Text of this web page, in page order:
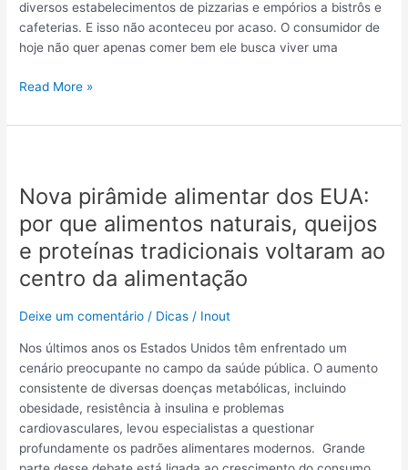
diversos estabelecimentos de pizzarias e empórios a bistrôs e
cafeterias. E isso não aconteceu por acaso. O consumidor de
hoje não quer apenas comer bem ele busca viver uma
Read More »
Nova pirâmide alimentar dos EUA:
por que alimentos naturais, queijos
e proteínas tradicionais voltaram ao
centro da alimentação
Deixe um comentário / Dicas / Inout
Nos últimos anos os Estados Unidos têm enfrentado um
cenário preocupante no campo da saúde pública. O aumento
consistente de diversas doenças metabólicas, incluindo
obesidade, resistência à insulina e problemas
cardiovasculares, levou especialistas a questionar
profundamente os padrões alimentares modernos. Grande
alimentar
EUA:
por
que
naturais,
e
proteínas
tradicionais
voltaram
ao
centro